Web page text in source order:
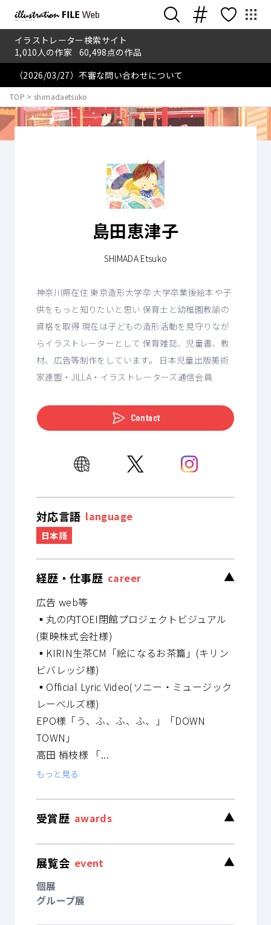
イラストレーター検索サイト
1,010人の作家 60,498点の作品
（2026/03/27）不審な問い合わせについて
TOP > shimadaetsuko
島田恵津子
SHIMADA Etsuko
神奈川県在住 東京造形大学卒 大学卒業後絵本や子
供をもっと知りたいと思い 保育士と幼稚園教諭の
資格を取得 現在は子どもの造形活動を見守りなが
らイラストレーターとして 保育雑誌、児童書、教
材、広告等制作をしています。 日本児童出版美術
家連盟・JILLA・イラストレーターズ通信会員
Contact
対応言語 language
日本語
経歴・仕事歴 career ▼
広告 web等
▪️丸の内TOEI閉館プロジェクトビジュアル
(東映株式会社様)
▪️KIRIN生茶CM「絵になるお茶篇」(キリン
ビバレッジ様)
▪️Official Lyric Video(ソニー・ミュージック
レーベルズ様)
EPO様「う、ふ、ふ、ふ、」「DOWN
TOWN」
高田 梢枝様 「...
もっと見る
受賞歴 awards ▼
展覧会 event ▼
個展
グループ展